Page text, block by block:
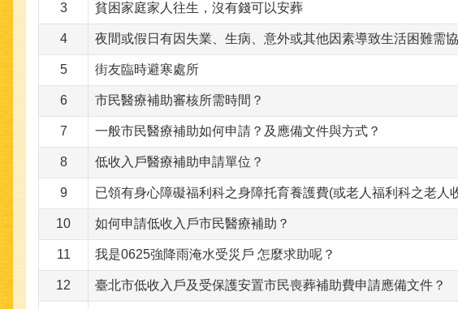
3 貧困家庭家人往生，沒有錢可以安葬
4 夜間或假日有因失業、生病、意外或其他因素導致生活困難需
5 街友臨時避寒處所
6 市民醫療補助審核所需時間？
7 一般市民醫療補助如何申請？及應備文件與方式？
8 低收入戶醫療補助申請單位？
9 已領有身心障礙福利科之身障托育養護費(或老人福利科之老
10 如何申請低收入戶市民醫療補助？
11 我是0625強降雨淹水受災戶 怎麼求助呢？
12 臺北市低收入戶及受保護安置市民喪葬補助費申請應備文件？